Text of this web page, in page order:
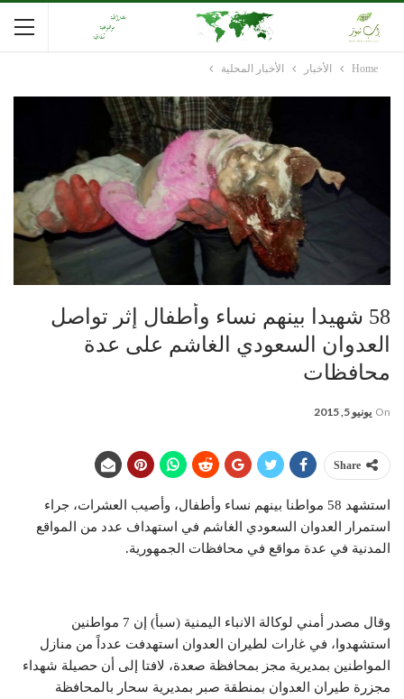
Home الأخبار الأخبار المحلية
58 شهيدا بينهم نساء وأطفال إثر تواصل
العدوان السعودي الغاشم على عدة
محافظات
On يونيو 5, 2015
Share
استشهد 58 مواطنا بينهم نساء وأطفال، وأصيب العشرات، جراء
استمرار العدوان السعودي الغاشم في استهداف عدد من المواقع
المدنية في عدة مواقع في محافظات الجمهورية.
وقال مصدر أمني لوكالة الانباء اليمنية (سبأ) إن 7 مواطنين
استشهدوا، في غارات لطيران العدوان استهدفت عدداً من منازل
المواطنين بمديرية مجز بمحافظة صعدة، لافتا إلى أن حصيلة شهداء
مجزرة طيران العدوان بمنطقة صبر بمديرية سحار بالمحافظة